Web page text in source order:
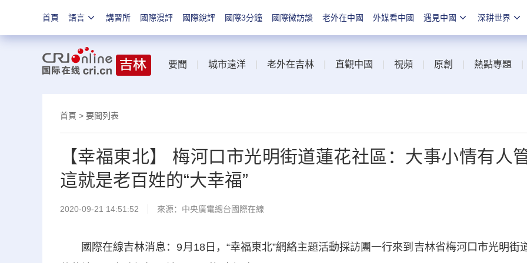
首頁 語言 講習所 國際漫評 國際銳評 國際3分鐘 國際微訪談 老外在中國 外媒看中國 遇見中國 深耕世界
要聞 城市遠洋 老外在吉林 直觀中國 視頻 原創 熱點專題
首頁 > 要聞列表
【幸福東北】 梅河口市光明街道蓮花社區：大事小情有人
這就是老百姓的“大幸福”
2020-09-21 14:51:52 來源： 中央廣電總台國際在線
國際在線吉林消息：9月18日，“幸福東北”網絡主題活動採訪團一行來到吉林省梅河口市光明街